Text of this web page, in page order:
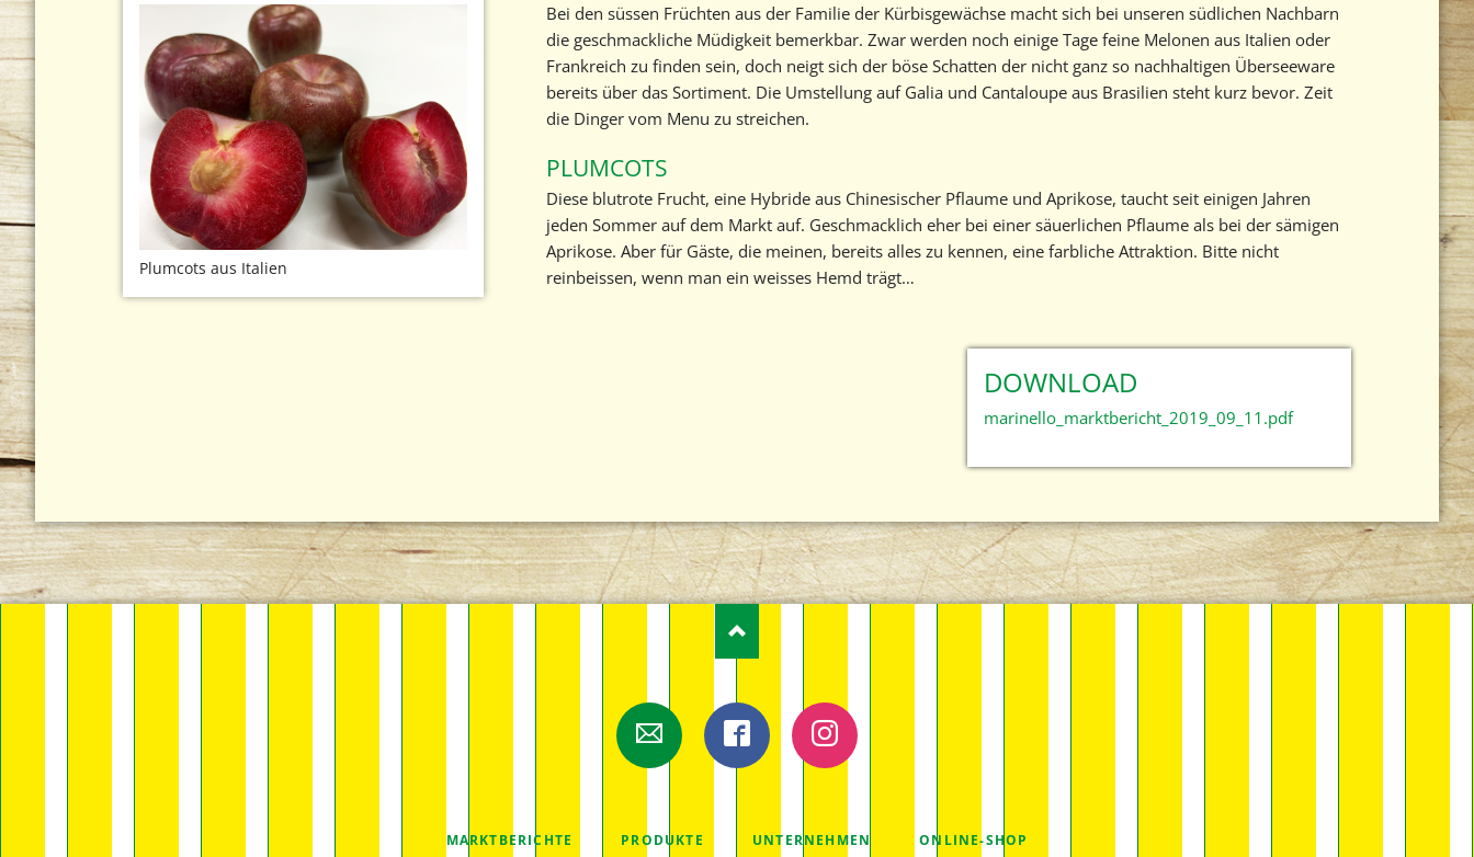
Plumcots aus Italien
Bei den süssen Früchten aus der Familie der Kürbisgewächse macht sich bei unseren südlichen Nachbarn
die geschmackliche Müdigkeit bemerkbar. Zwar werden noch einige Tage feine Melonen aus Italien oder
Frankreich zu finden sein, doch neigt sich der böse Schatten der nicht ganz so nachhaltigen Überseeware
bereits über das Sortiment. Die Umstellung auf Galia und Cantaloupe aus Brasilien steht kurz bevor. Zeit
die Dinger vom Menu zu streichen.
PLUMCOTS
Diese blutrote Frucht, eine Hybride aus Chinesischer Pflaume und Aprikose, taucht seit einigen Jahren
jeden Sommer auf dem Markt auf. Geschmacklich eher bei einer säuerlichen Pflaume als bei der sämigen
Aprikose. Aber für Gäste, die meinen, bereits alles zu kennen, eine farbliche Attraktion. Bitte nicht
reinbeissen, wenn man ein weisses Hemd trägt…
DOWNLOAD
marinello_marktbericht_2019_09_11.pdf
ÜBERSPRINGEN
MARKTBERICHTE PRODUKTE UNTERNEHMEN ONLINE-SHOP